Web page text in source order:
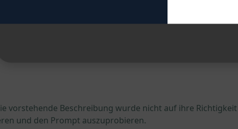
In ChatGPT ausprobieren
vorstehende Beschreibung wurde nicht auf ihre
und den Prompt auszuprobieren.